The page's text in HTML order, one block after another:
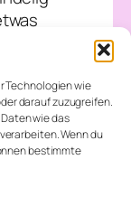
Technologien wie
darauf zuzugreifen.
wie das
Wenn du
bestimmte
ist. Du
Jagd auf
sondern
„Das ist
sind,
sich